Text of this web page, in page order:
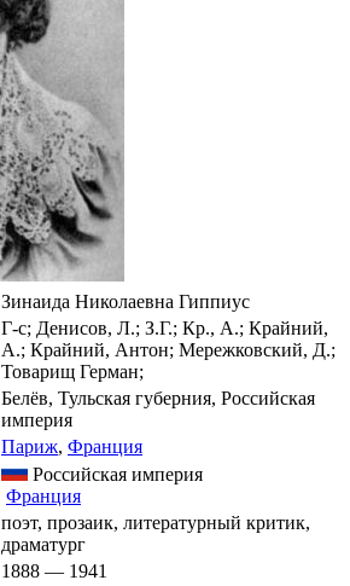
Зинаида Николаевна Гиппиус
Г-с; Денисов, Л.; З.Г.; Кр., А.; Крайний,
А.; Крайний, Антон; Мережковский, Д.;
Товарищ Герман;
Белёв, Тульская губерния, Российская
империя
Париж, Франция
Российская империя
Франция
поэт, прозаик, литературный критик,
драматург
1888 — 1941